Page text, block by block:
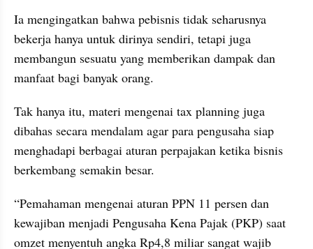
Ia mengingatkan bahwa pebisnis tidak seharusnya
bekerja hanya untuk dirinya sendiri, tetapi juga
membangun sesuatu yang memberikan dampak dan
manfaat bagi banyak orang.
Tak hanya itu, materi mengenai tax planning juga
dibahas secara mendalam agar para pengusaha siap
menghadapi berbagai aturan perpajakan ketika bisnis
berkembang semakin besar.
“Pemahaman mengenai aturan PPN 11 persen dan
kewajiban menjadi Pengusaha Kena Pajak (PKP) saat
omzet menyentuh angka Rp4,8 miliar sangat wajib